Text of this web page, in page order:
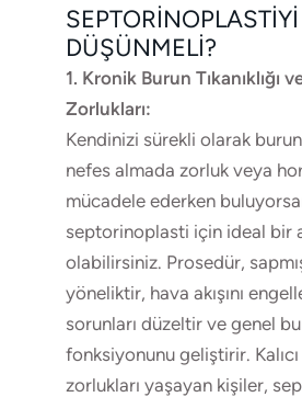
DÜŞÜNMELI?
1. Kronik Burun Tıkanıklığı
Zorlukları:
Kendinizi sürekli olarak burun
nefes almada zorluk veya
mücadele ederken
septorinoplasti için ideal bir
olabilirsiniz. Prosedür,
yöneliktir, hava akışını
sorunları düzeltir ve genel
fonksiyonunu geliştirir.
zorlukları yaşayan kişiler,